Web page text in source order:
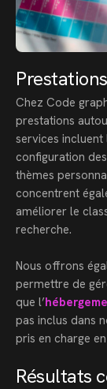
Chez Code
prestations
services incluent
configuration
thèmes
concentrent
améliorer le
recherche.
Nous offrons
permettre de
que l’
pas inclus dans
pris en charge
Résultats